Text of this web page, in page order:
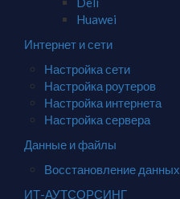
Huawei
Интернет и сети
Настройка сети
Настройка роутеров
Настройка интернета
Настройка сервера
Данные и файлы
Восстановление данных
ИТ-АУТСОРСИНГ